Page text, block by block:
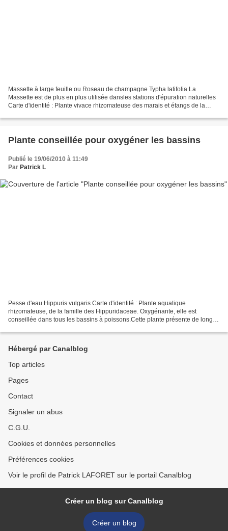
Massette à large feuille ou Roseau de champagne Typha latifolia La
Massette est de plus en plus utilisée dansles stations d'épuration naturelles
Carte d'identité : Plante vivace rhizomateuse des marais et étangs de la
Plante conseillée pour oxygéner les bassins
Publié le 19/06/2010 à 11:49
Par Patrick L
Pesse d'eau Hippuris vulgaris Carte d'identité : Plante aquatique
rhizomateuse, de la famille des Hippuridaceae. Oxygénante, elle est
conseillée dans tous les bassins à poissons.Cette plante présente de longs
Hébergé par Canalblog
Top articles
Pages
Contact
Signaler un abus
C.G.U.
Cookies et données personnelles
Préférences cookies
Voir le profil de Patrick LAFORET sur le portail Canalblog
Créer un blog sur Canalblog
Créer un blog